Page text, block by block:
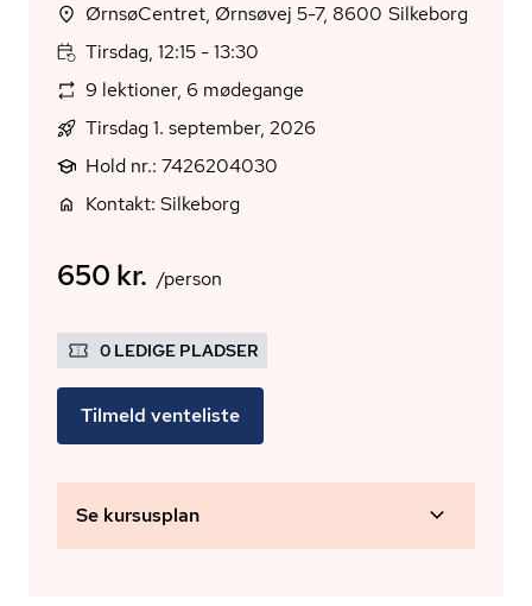
ØrnsøCentret, Ørnsøvej 5-7, 8600 Silkeborg
Tirsdag, 12:15 - 13:30
9 lektioner, 6 mødegange
Tirsdag 1. september, 2026
Hold nr.: 7426204030
Kontakt: Silkeborg
650 kr. /person
0 LEDIGE PLADSER
Tilmeld venteliste
Se kursusplan